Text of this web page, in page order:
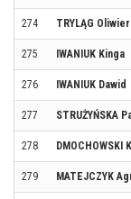
274 TRYLĄG Oliwier
275 IWANIUK Kinga
276 IWANIUK Dawid
277 STRUŻYŃSKA
278 DMOCHOWSKI
279 MATEJCZYK